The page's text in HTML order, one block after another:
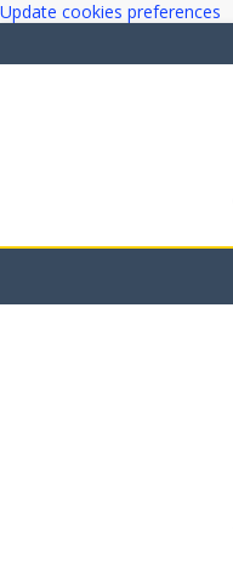
Update cookies preferences